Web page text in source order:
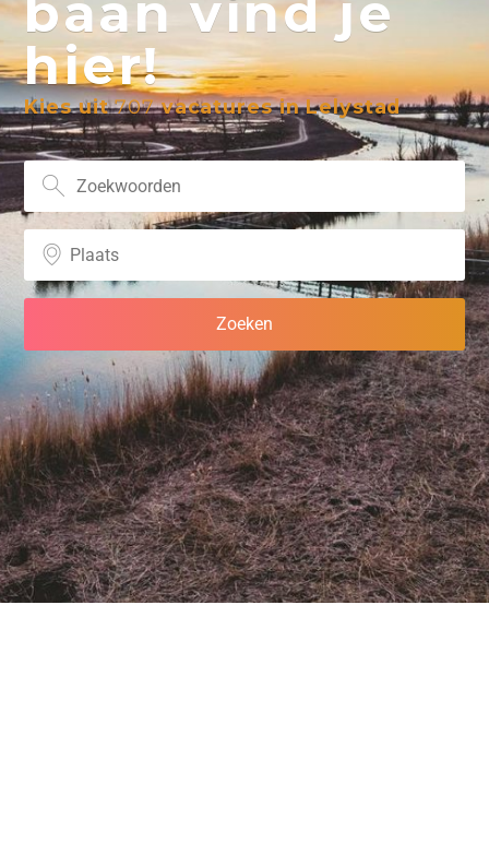
baan vind je
hier!
Kies uit707vacatures in Lelystad